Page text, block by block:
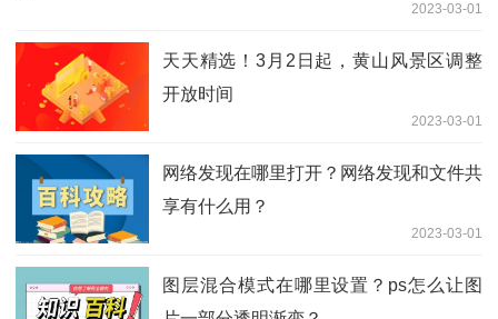
2023-03-01
天天精选！3月2日起，黄山风景区调整
开放时间
2023-03-01
网络发现在哪里打开？网络发现和文件共
享有什么用？
2023-03-01
图层混合模式在哪里设置？ps怎么让图